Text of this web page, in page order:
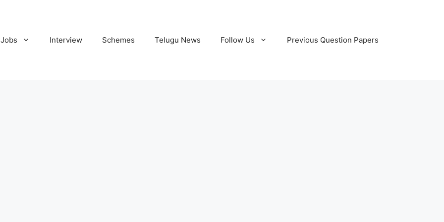
Jobs Interview Schemes Telugu News Follow Us Previous Question Papers